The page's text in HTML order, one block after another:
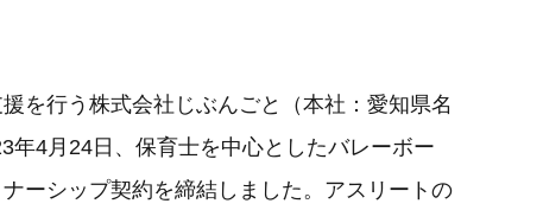
を行う株式会社じぶんごと（本社：愛知県名
4月24日、保育士を中心としたバレーボー
ーシップ契約を締結しました。アスリートの